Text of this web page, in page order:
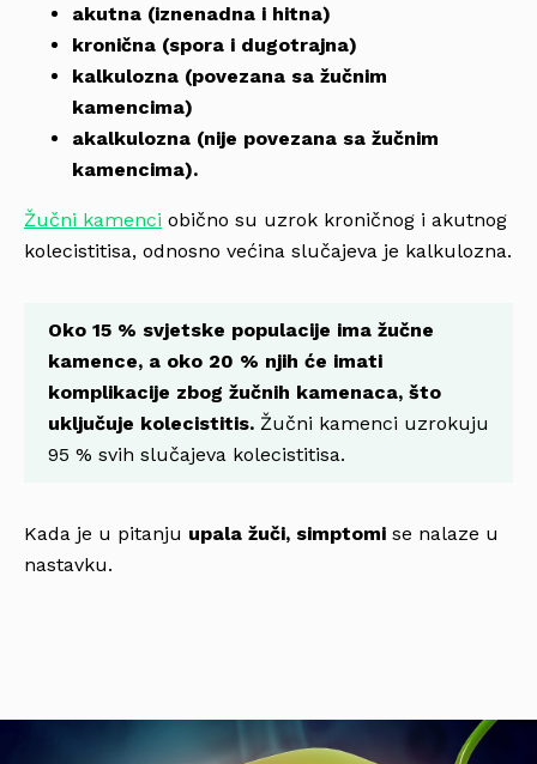
akutna (iznenadna i hitna)
kronična (spora i dugotrajna)
kalkulozna (povezana sa žučnim
kamencima)
akalkulozna (nije povezana sa žučnim
kamencima).
Žučni kamenci obično su uzrok kroničnog i akutnog
kolecistitisa, odnosno većina slučajeva je kalkulozna.
Oko 15 % svjetske populacije ima žučne
kamence, a oko 20 % njih će imati
komplikacije zbog žučnih kamenaca, što
uključuje kolecistitis. Žučni kamenci uzrokuju
95 % svih slučajeva kolecistitisa.
Kada je u pitanju upala žuči, simptomi se nalaze u
nastavku.